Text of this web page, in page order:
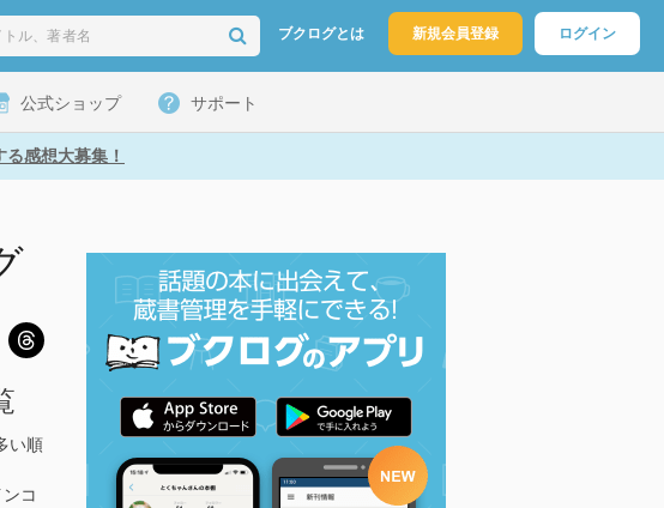
ブクログとは 新規会員登録 ログイン
公式ショップ サポート
感想大募集！
い順
コ